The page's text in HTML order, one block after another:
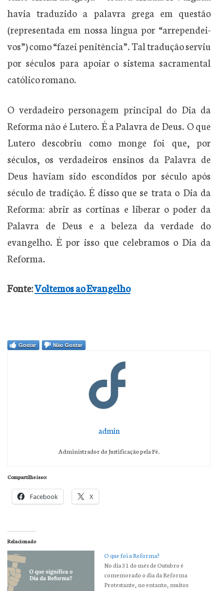
havia traduzido a palavra grega em questão
(representada em nossa língua por “arrependei-
vos”) como “fazei penitência”. Tal tradução serviu
por séculos para apoiar o sistema sacramental
católico romano.
O verdadeiro personagem principal do Dia da
Reforma não é Lutero. É a Palavra de Deus. O que
Lutero descobriu como monge foi que, por
séculos, os verdadeiros ensinos da Palavra de
Deus haviam sido escondidos por século após
século de tradição. É disso que se trata o Dia da
Reforma: abrir as cortinas e liberar o poder da
Palavra de Deus e a beleza da verdade do
evangelho. É por isso que celebramos o Dia da
Reforma.
Fonte:Voltemos ao Evangelho
Gostar Não Gostar
admin
Administrador do Justificação pela Fé.
Compartilhe isso:
Facebook X
Relacionado
O que foi a Reforma?
No dia 31 do mês de Outubro é
comemorado o dia da Reforma
Protestante, no entanto, muitos